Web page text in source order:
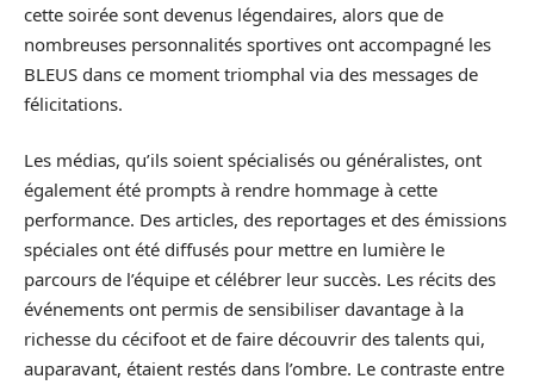
cette soirée sont devenus légendaires, alors que de
nombreuses personnalités sportives ont accompagné les
BLEUS dans ce moment triomphal via des messages de
félicitations.
Les médias, qu’ils soient spécialisés ou généralistes, ont
également été prompts à rendre hommage à cette
performance. Des articles, des reportages et des émissions
spéciales ont été diffusés pour mettre en lumière le
parcours de l’équipe et célébrer leur succès. Les récits des
événements ont permis de sensibiliser davantage à la
richesse du cécifoot et de faire découvrir des talents qui,
auparavant, étaient restés dans l’ombre. Le contraste entre